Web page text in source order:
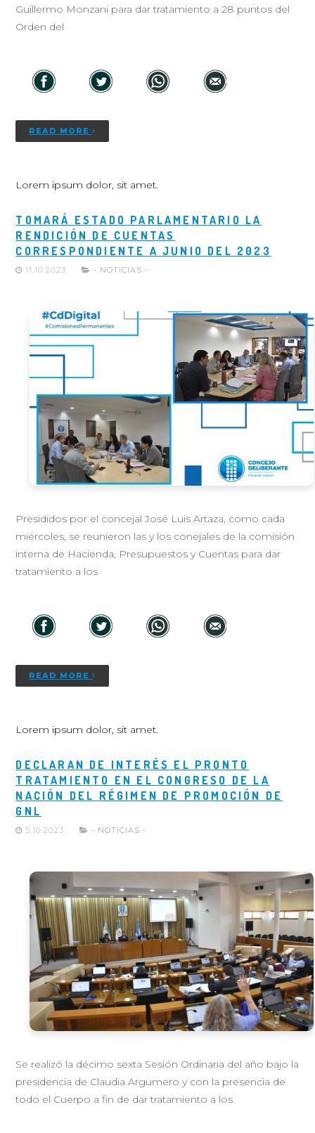
Guillermo Monzani para dar tratamiento a 28 puntos del
Orden del
READ MORE
Lorem ipsum dolor, sit amet.
TOMARÁ ESTADO PARLAMENTARIO LA
RENDICIÓN DE CUENTAS
CORRESPONDIENTE A JUNIO DEL 2023
11.10.2023 - NOTICIAS -
Presididos por el concejal José Luis Artaza, como cada
miércoles, se reunieron las y los conejales de la comisión
interna de Hacienda, Presupuestos y Cuentas para dar
tratamiento a los
READ MORE
Lorem ipsum dolor, sit amet.
DECLARAN DE INTERÉS EL PRONTO
TRATAMIENTO EN EL CONGRESO DE LA
NACIÓN DEL RÉGIMEN DE PROMOCIÓN DE
GNL
5.10.2023 - NOTICIAS -
Se realizó la décimo sexta Sesión Ordinaria del año bajo la
presidencia de Claudia Argumero y con la presencia de
todo el Cuerpo a fin de dar tratamiento a los